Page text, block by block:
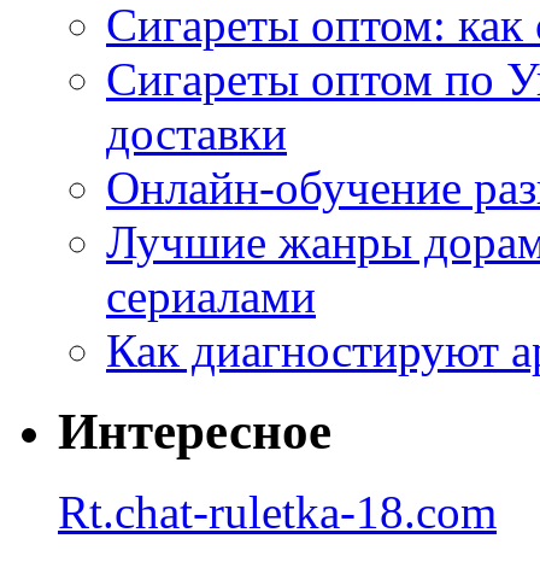
Сигареты оптом: как
Сигареты оптом по
доставки
Онлайн-обучение
Лучшие жанры дорам
сериалами
Как диагностируют
Интересное
Rt.chat-ruletka-18.com